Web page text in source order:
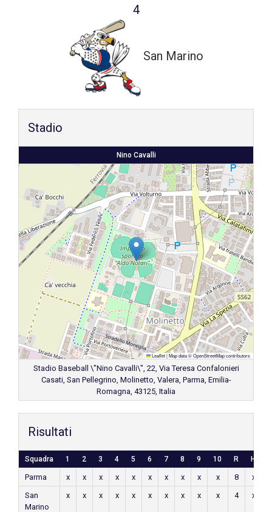
4
San Marino
Stadio
Nino Cavalli
Leaflet|Map data ©OpenStreetMapcontributors
Stadio Baseball \"Nino Cavalli\", 22, Via Teresa Confalonieri
Casati, San Pellegrino, Molinetto, Valera, Parma, Emilia-
Romagna, 43125, Italia
Risultati
Squadra 1 2 3 4 5 6 7 8 9 10 R H
Parma x x x x x x x x x x 8 x
San
Marino
x x x x x x x x x x 4 x